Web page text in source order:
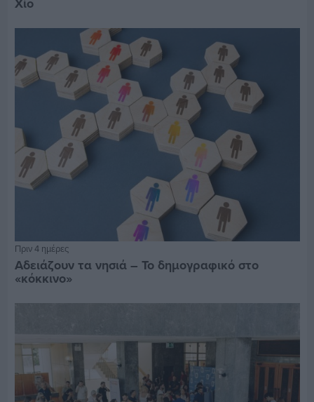
Πριν 4 ημέρες
Αδειάζουν τα νησιά – Το δημογραφικό στο
«κόκκινο»